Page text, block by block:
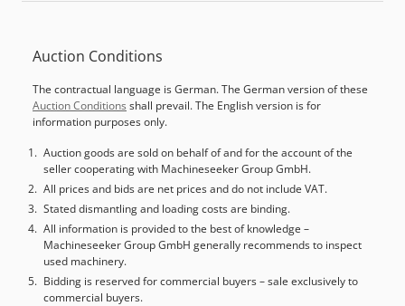
Auction Conditions
The contractual language is German. The German version of these
Auction Conditions shall prevail. The English version is for
information purposes only.
Auction goods are sold on behalf of and for the account of the
seller cooperating with Machineseeker Group GmbH.
All prices and bids are net prices and do not include VAT.
Stated dismantling and loading costs are binding.
All information is provided to the best of knowledge –
Machineseeker Group GmbH generally recommends to inspect
used machinery.
Bidding is reserved for commercial buyers – sale exclusively to
commercial buyers.